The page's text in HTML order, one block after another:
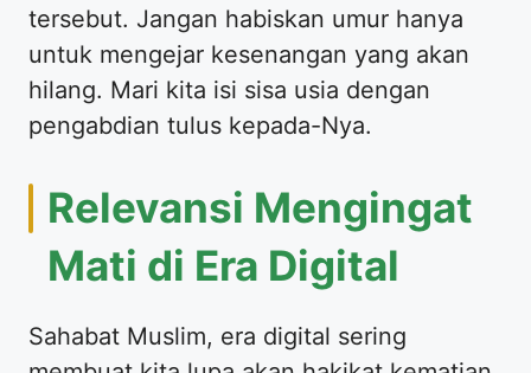
tersebut. Jangan habiskan umur hanya
untuk mengejar kesenangan yang akan
hilang. Mari kita isi sisa usia dengan
pengabdian tulus kepada-Nya.
Relevansi Mengingat
Mati di Era Digital
Sahabat Muslim, era digital sering